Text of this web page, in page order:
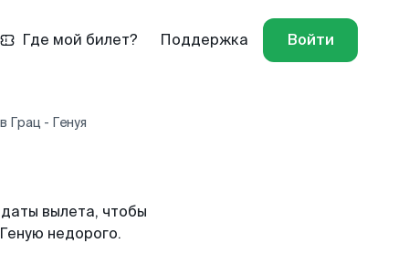
Где мой билет? Поддержка Войти
Грац - Генуя
вылета, чтобы
недорого.